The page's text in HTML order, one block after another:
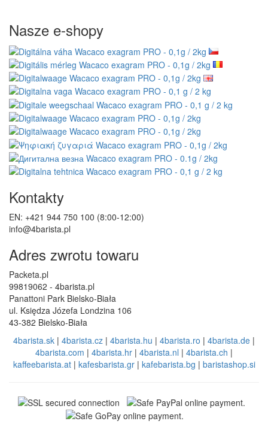
Nasze e-shopy
Kontakty
EN: +421 944 750 100 (8:00-12:00)
info@4barista.pl
Adres zwrotu towaru
Packeta.pl
99819062 - 4barista.pl
Panattoni Park Bielsko-Biała
ul. Księdza Józefa Londzina 106
43-382 Bielsko-Biała
4barista.sk | 4barista.cz | 4barista.hu | 4barista.ro | 4barista.de |
4barista.com | 4barista.hr | 4barista.nl | 4barista.ch |
kaffeebarista.at| kafesbarista.gr| kafebarista.bg | baristashop.si